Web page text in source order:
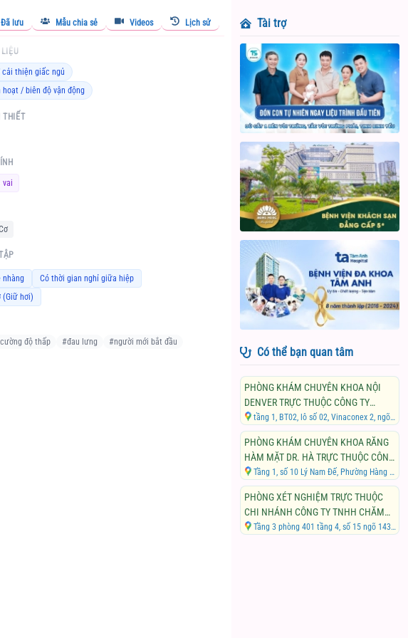
Đã lưu Mẫu chia sẻ Videos Lịch sử
cải thiện giấc ngủ
/ biên độ vận động
THIẾT
vai
nhàng
Có thời gian nghỉ giữa hiệp
(Giữ hơi)
cường độ thấp #đau lưng #người mới bắt đầu
Tài trợ
Có thể bạn quan tâm
PHÒNG KHÁM CHUYÊN KHOA NỘI
DENVER TRỰC THUỘC CÔNG TY
TNHH XUẤT KHẨU THAILISH
tầng 1, BT02, lô số 02, Vinaconex 2, ngõ 67 Phùng Khoang, Phường Trung Văn, Quận Nam Từ Liêm, Thành phố Hà Nội
PHÒNG KHÁM CHUYÊN KHOA RĂNG
HÀM MẶT DR. HÀ TRỰC THUỘC CÔNG
TY TNHH ĐẦU TƯ VÀ PHÁT TRIỂN Y
TẾ BÌNH AN
Tầng 1, số 10 Lý Nam Đế, Phường Hàng Mã, Quận Hoàn Kiếm, Thành phố Hà Nội
PHÒNG XÉT NGHIỆM TRỰC THUỘC
CHI NHÁNH CÔNG TY TNHH CHĂM
SÓC SỨC KHOẺ CỘNG ĐỒNG GCARE- Tầng 3 phòng 401 tầng 4, số 15 ngõ 143 Trung Kính, Phường Trung Hòa, Quận Cầu Giấy, Thành phố Hà Nội